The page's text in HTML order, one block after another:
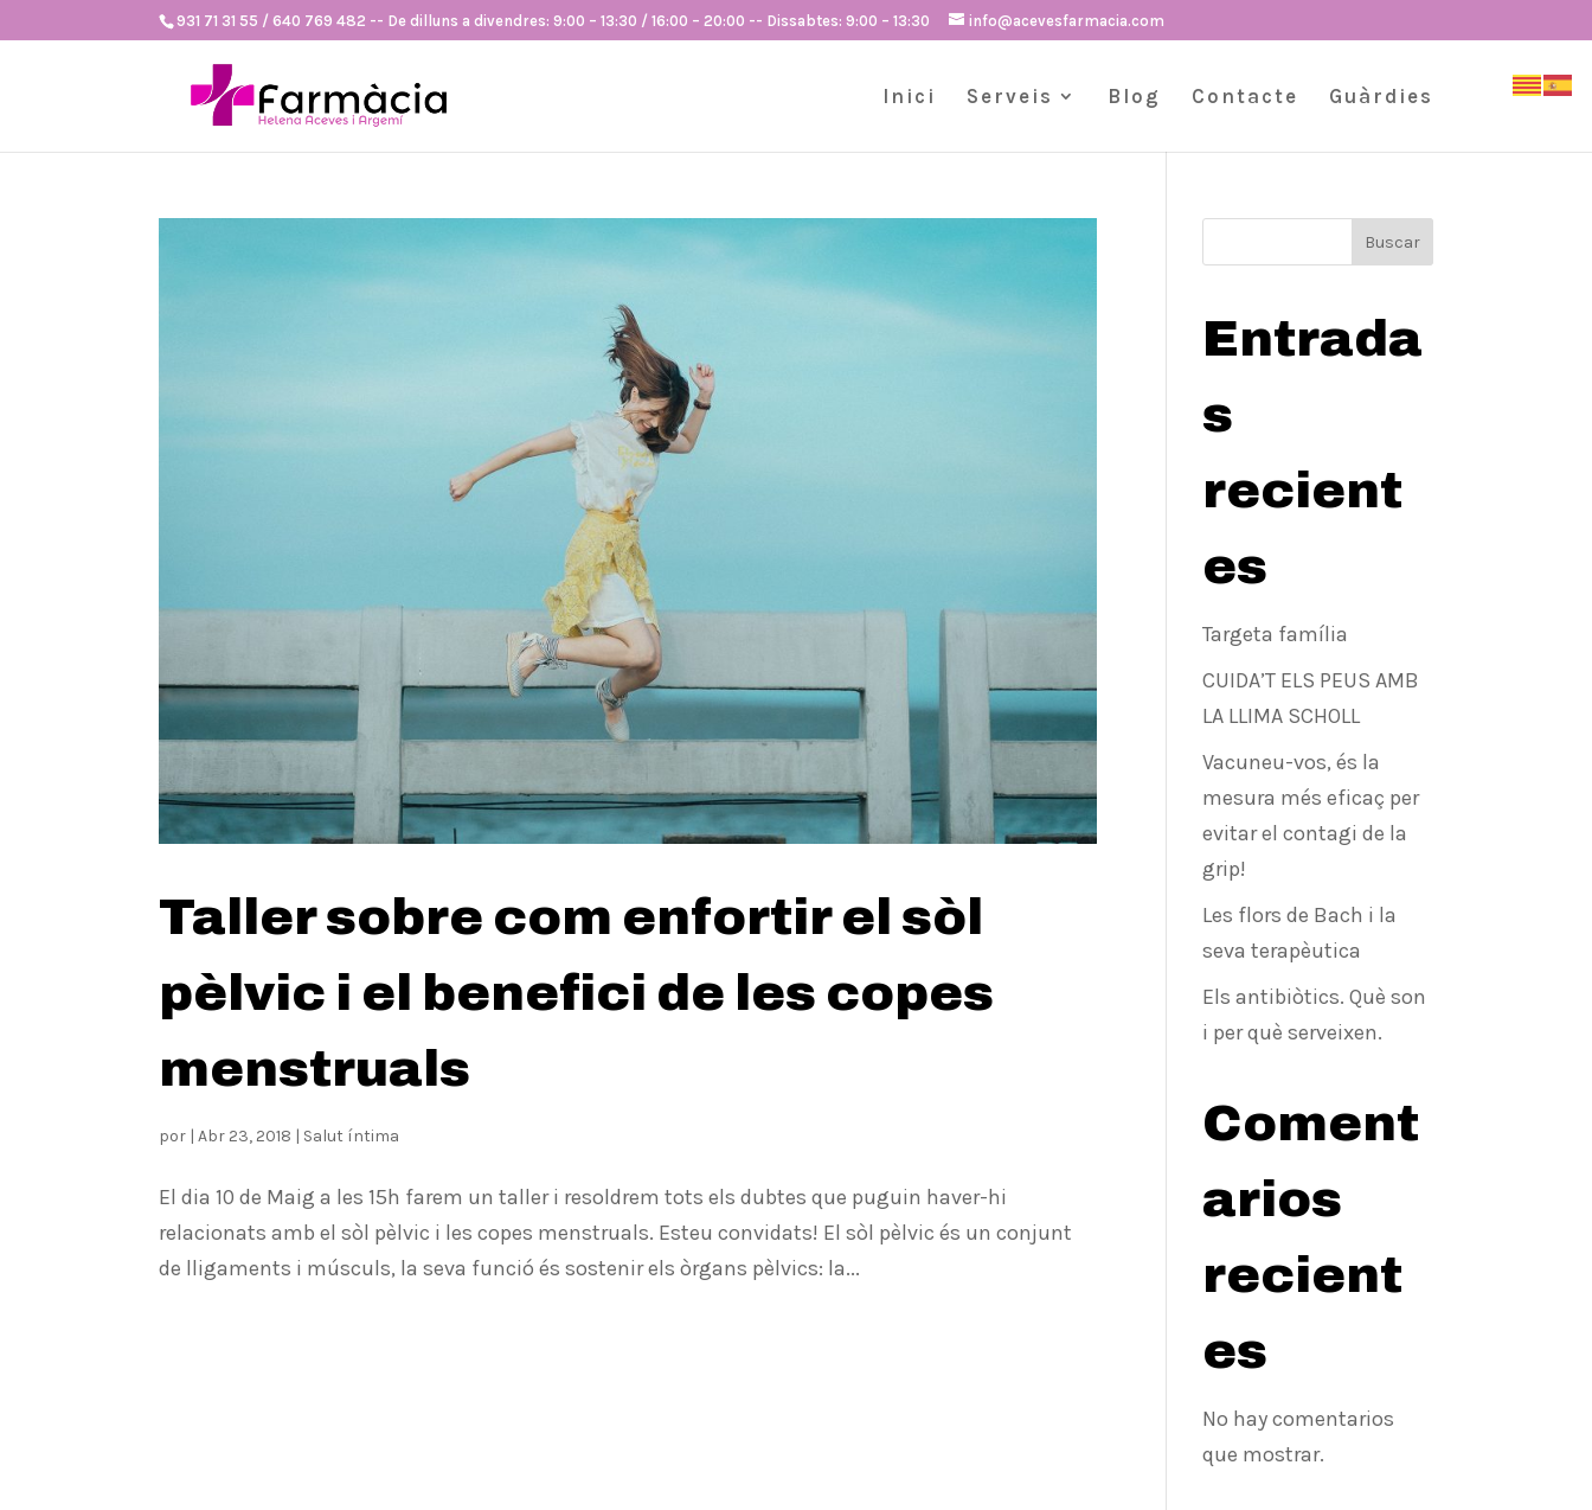
931 71 31 55 / 640 769 482 -- De dilluns a divendres: 9:00 – 13:30 / 16:00 – 20:00 -- Dissabtes: 9:00 – 13:30 info@acevesfarmacia.com
Inici Serveis Blog Contacte Guàrdies
Taller sobre com enfortir el sòl
pèlvic i el benefici de les copes
menstruals
por |Abr 23, 2018 | Salut íntima
El dia 10 de Maig a les 15h farem un taller i resoldrem tots els dubtes que puguin haver-hi
relacionats amb el sòl pèlvic i les copes menstruals. Esteu convidats! El sòl pèlvic és un conjunt
de lligaments i músculs, la seva funció és sostenir els òrgans pèlvics: la...
Buscar
Entrada
s
recient
es
Targeta família
CUIDA’T ELS PEUS AMB
LA LLIMA SCHOLL
Vacuneu-vos, és la
mesura més eficaç per
evitar el contagi de la
grip!
Les flors de Bach i la
seva terapèutica
Els antibiòtics. Què son
i per què serveixen.
Coment
arios
recient
es
No hay comentarios
que mostrar.